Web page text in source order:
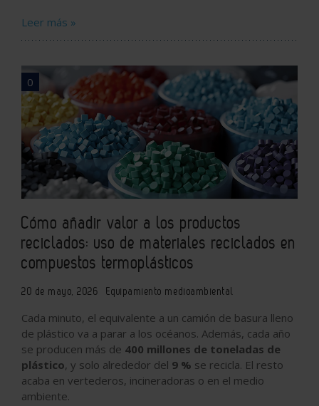
Leer más »
0
Cómo añadir valor a los productos
reciclados: uso de materiales reciclados en
compuestos termoplásticos
20 de mayo, 2026 Equipamiento medioambiental
Cada minuto, el equivalente a un camión de basura lleno
de plástico va a parar a los océanos. Además, cada año
se producen más de 400 millones de toneladas de
plástico, y solo alrededor del 9 % se recicla. El resto
acaba en vertederos, incineradoras o en el medio
ambiente.